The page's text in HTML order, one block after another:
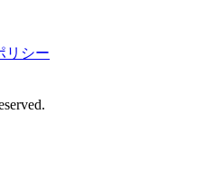
リシー